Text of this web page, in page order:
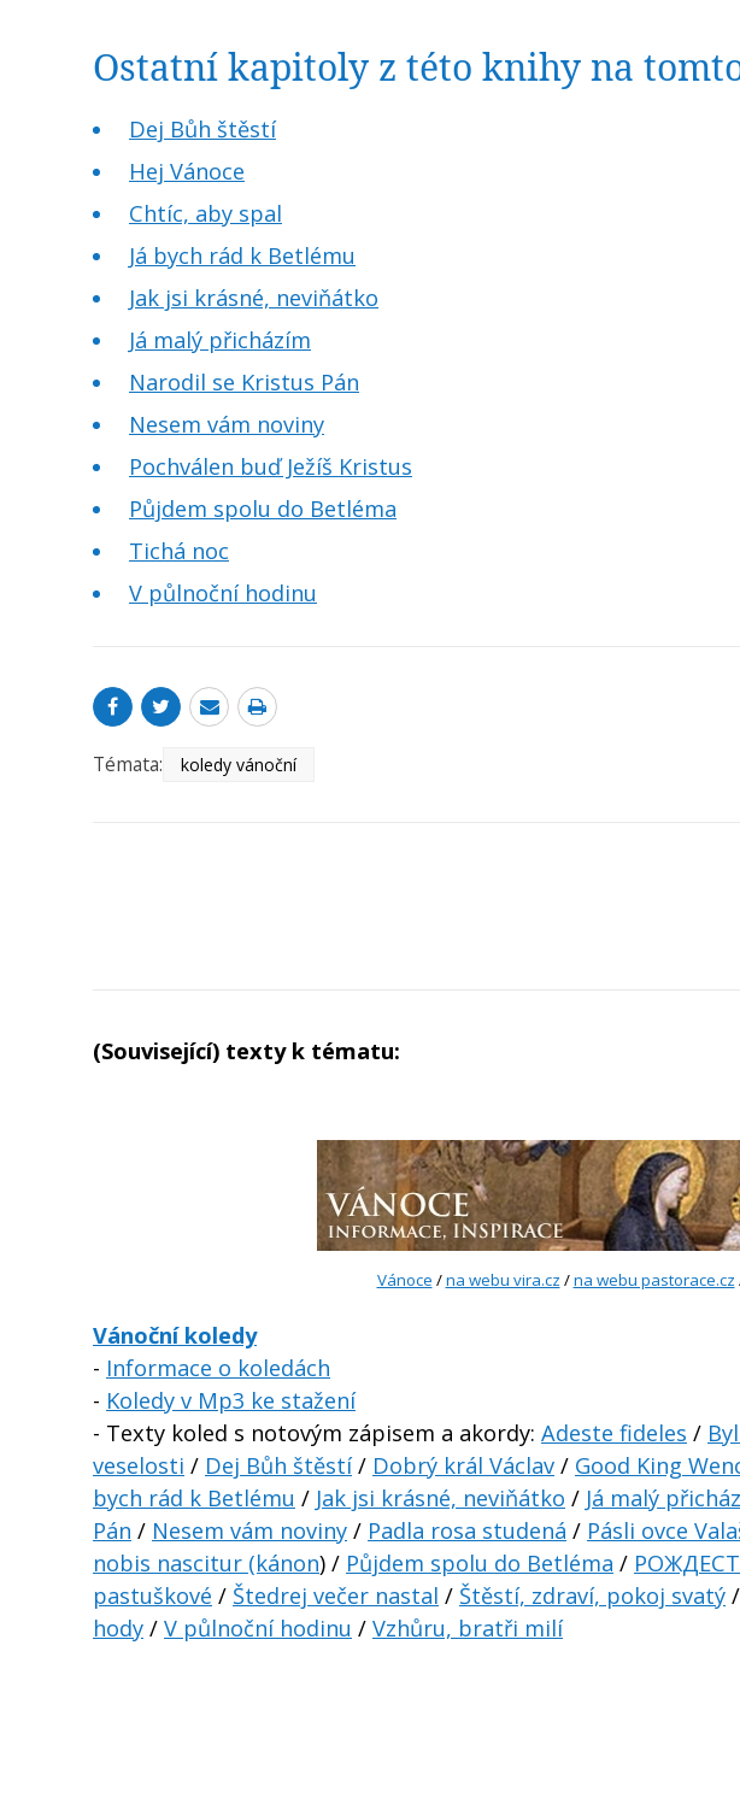
Ostatní kapitoly z této knihy na
Dej Bůh štěstí
Hej Vánoce
Chtíc, aby spal
Já bych rád k Betlému
Jak jsi krásné, neviňátko
Já malý přicházím
Narodil se Kristus Pán
Nesem vám noviny
Pochválen buď Ježíš Kristus
Půjdem spolu do Betléma
Tichá noc
V půlnoční hodinu
Témata: koledy vánoční
(Související) texty k tématu:
Vánoce /na webu vira.cz /na webu pastorace.cz
Vánoční koledy
- Informace o koledách
- Koledy v Mp3 ke stažení
- Texty koled s notovým zápisem a akordy: Adeste fideles /
veselosti / Dej Bůh štěstí/ Dobrý král Václav / Good King
bych rád k Betlému / Jak jsi krásné, neviňátko / Já malý
Pán / Nesem vám noviny / Padla rosa studená / Pásli ovce
nobis nascitur (kánon) / Půjdem spolu do Betléma /
pastuškové / Štedrej večer nastal / Štěstí, zdraví, pokoj svatý /
hody / V půlnoční hodinu / Vzhůru, bratři milí